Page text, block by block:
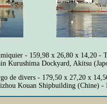
- 159,98 x 26,80 x 14,20 -
Kurushima Dockyard, Akitsu
de divers - 179,50 x 27,20 x
Kouan Shipbuilding (Chine)